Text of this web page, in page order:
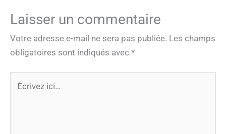
Laisser un commentaire
Votre adresse e-mail ne sera pas publiée. Les champs
obligatoires sont indiqués avec *